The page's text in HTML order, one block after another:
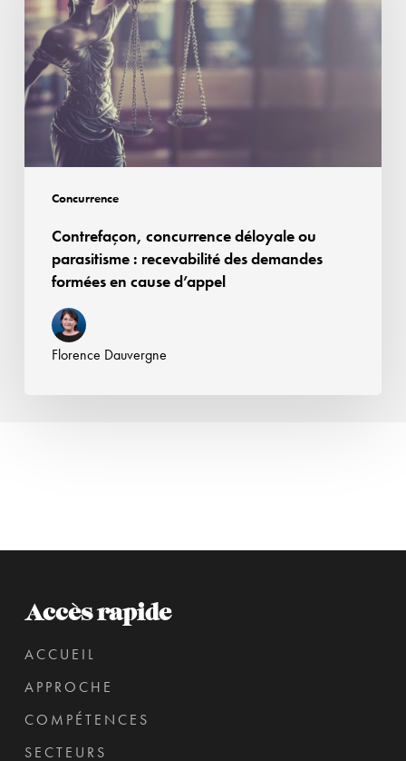
Concurrence
ou
parasitisme :
recevabilité
des
demandes
formées
en
cause
Contrefaçon, concurrence déloyale ou
parasitisme : recevabilité des demandes
formées en cause d’appel
Florence Dauvergne
Accès rapide
ACCUEIL
APPROCHE
COMPÉTENCES
SECTEURS